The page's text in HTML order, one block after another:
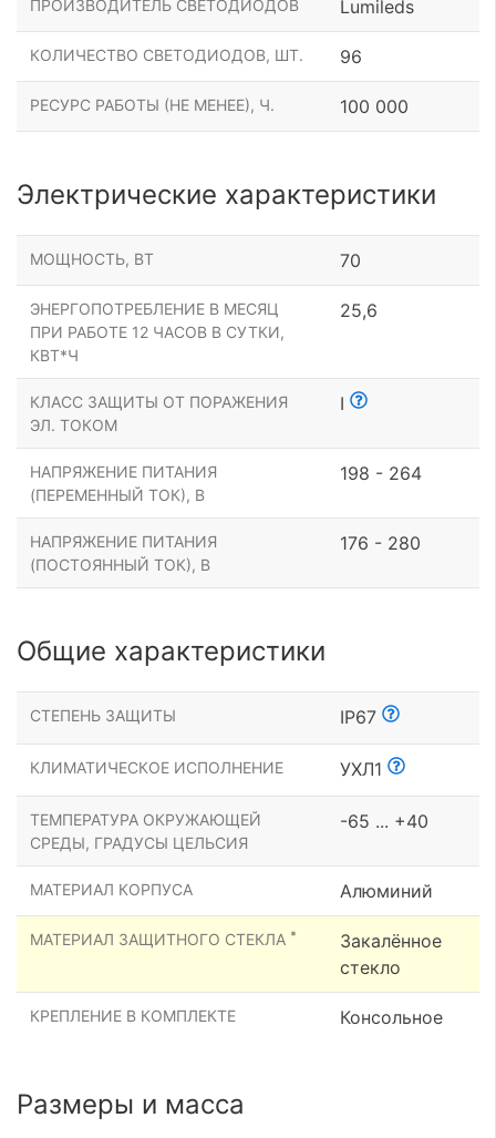
ПРОИЗВОДИТЕЛЬ СВЕТОДИОДОВ Lumileds
КОЛИЧЕСТВО СВЕТОДИОДОВ, ШТ. 96
РЕСУРС РАБОТЫ (НЕ МЕНЕЕ), Ч. 100 000
Электрические характеристики
МОЩНОСТЬ, ВТ 70
ЭНЕРГОПОТРЕБЛЕНИЕ В МЕСЯЦ
ПРИ РАБОТЕ 12 ЧАСОВ В СУТКИ,
КВТ*Ч
25,6
КЛАСС ЗАЩИТЫ ОТ ПОРАЖЕНИЯ
ЭЛ. ТОКОМ
I
НАПРЯЖЕНИЕ ПИТАНИЯ
(ПЕРЕМЕННЫЙ ТОК), В
198 - 264
НАПРЯЖЕНИЕ ПИТАНИЯ
(ПОСТОЯННЫЙ ТОК), В
176 - 280
Общие характеристики
СТЕПЕНЬ ЗАЩИТЫ IP67
КЛИМАТИЧЕСКОЕ ИСПОЛНЕНИЕ УХЛ1
ТЕМПЕРАТУРА ОКРУЖАЮЩЕЙ
СРЕДЫ, ГРАДУСЫ ЦЕЛЬСИЯ
-65 ... +40
МАТЕРИАЛ КОРПУСА Алюминий
МАТЕРИАЛ ЗАЩИТНОГО СТЕКЛА *
Закалённое
стекло
КРЕПЛЕНИЕ В КОМПЛЕКТЕ Консольное
Размеры и масса